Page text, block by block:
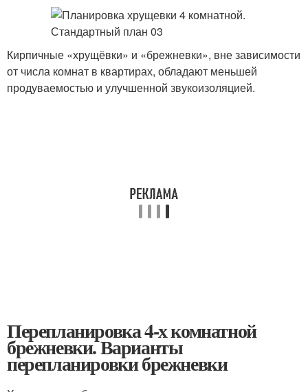
Кирпичные «хрущёвки» и «брежневки», вне зависимости
от числа комнат в квартирах, обладают меньшей
продуваемостью и улучшенной звукоизоляцией.
Перепланировка 4-х комнатной
брежневки. Варианты
перепланировки брежневки